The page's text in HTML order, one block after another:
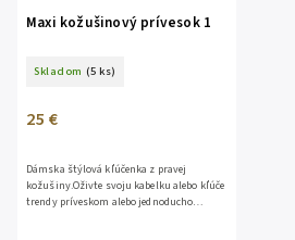
Maxi kožušinový prívesok 1
Skladom (5 ks)
25 €
Dámska štýlová kľúčenka z pravej
kožušiny.Oživte svoju kabelku alebo kľúče
trendy príveskom alebo jednoducho